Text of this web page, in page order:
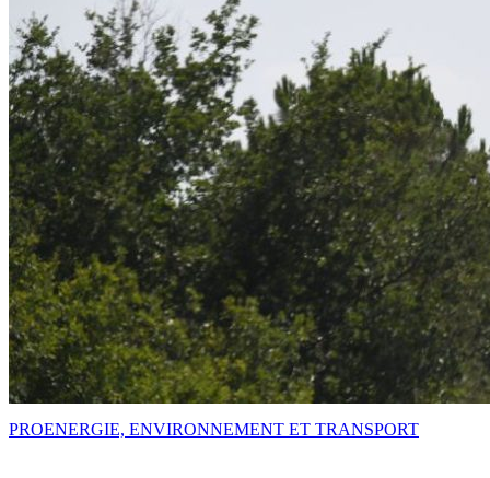
PROENERGIE, ENVIRONNEMENT ET TRANSPORT